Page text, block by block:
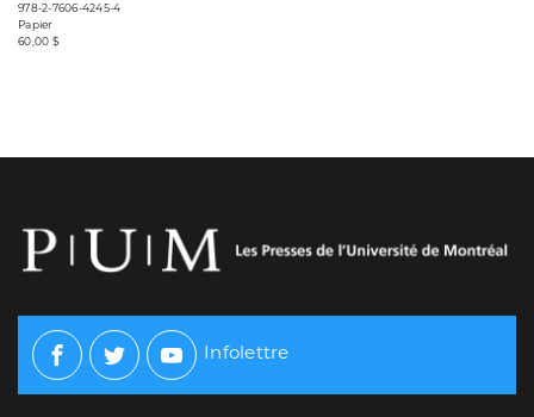
978-2-7606-4245-4
Papier
60,00 $
Facebook
TwitterYoutube
Infolettre